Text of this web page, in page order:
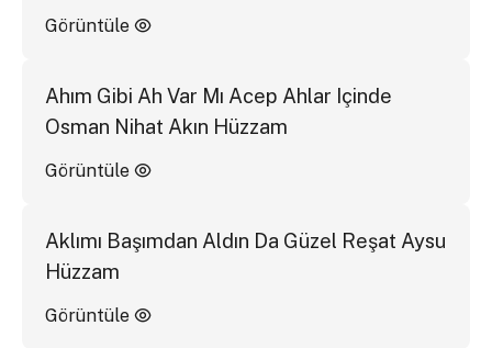
Görüntüle
Ahım Gibi Ah Var Mı Acep Ahlar Içinde
Osman Nihat Akın Hüzzam
Görüntüle
Aklımı Başımdan Aldın Da Güzel Reşat Aysu
Hüzzam
Görüntüle